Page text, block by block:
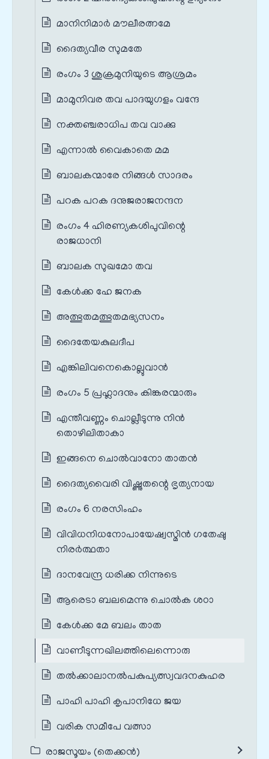
മാനിനിമാർ മൗലീരത്നമേ
ദൈത്യവീര സുമതേ
രംഗം 3 ശുക്രമുനിയുടെ ആശ്രമം
മാമുനിവര തവ പാദയുഗളം വന്ദേ
നക്തഞ്ചരാധിപ തവ വാക്കു
എന്നാൽ വൈകാതെ മമ
ബാലകന്മാരേ നിങ്ങൾ സാദരം
പറക പറക ദനുജരാജനന്ദന
രംഗം 4 ഹിരണ്യകശിപുവിന്റെ
രാജധാനി
ബാലക സുഖമോ തവ
കേൾക്ക ഹേ ജനക
അത്ഭുതമത്ഭുതമഭ്യസനം
ദൈതേയകുലദീപ
എങ്കിലിവനെകൊല്ലുവാൻ
രംഗം 5 പ്രഹ്ലാദനും കിങ്കരന്മാരും
എന്തീവണ്ണം ചൊല്ലീടുന്നു നിൻ
തൊഴിലിതാകാ
ഇങ്ങനെ ചൊൽവാനോ താതൻ
ദൈത്യവൈരി വിഷ്ണുതന്റെ ഭൃത്യനായ
രംഗം 6 നരസിംഹം
വിവിധനിധനോപായേഷ്വസ്മിൻ ഗതേഷു
നിരർത്ഥതാ
ദാനവേന്ദ്ര ധരിക്ക നിന്നുടെ
ആരെടാ ബലമെന്നു ചൊൽക ശഠാ
കേൾക്ക മേ ബലം താത
വാണീടുന്നഖിലത്തിലെന്നൊരു
തൽക്കാലാനൽപകുപ്യത്സ്വവദനകുഹര
പാഹി പാഹി കൃപാനിധേ ജയ
വരിക സമീപേ വത്സാ
രാജസൂയം (തെക്കൻ)